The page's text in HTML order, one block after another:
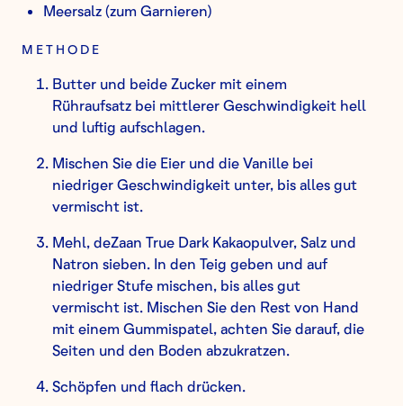
Meersalz (zum Garnieren)
METHODE
Butter und beide Zucker mit einem
Rühraufsatz bei mittlerer Geschwindigkeit hell
und luftig aufschlagen.
Mischen Sie die Eier und die Vanille bei
niedriger Geschwindigkeit unter, bis alles gut
vermischt ist.
Mehl, deZaan True Dark Kakaopulver, Salz und
Natron sieben. In den Teig geben und auf
niedriger Stufe mischen, bis alles gut
vermischt ist. Mischen Sie den Rest von Hand
mit einem Gummispatel, achten Sie darauf, die
Seiten und den Boden abzukratzen.
Schöpfen und flach drücken.